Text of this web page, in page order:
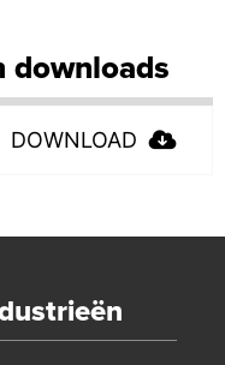
downloads
DOWNLOAD